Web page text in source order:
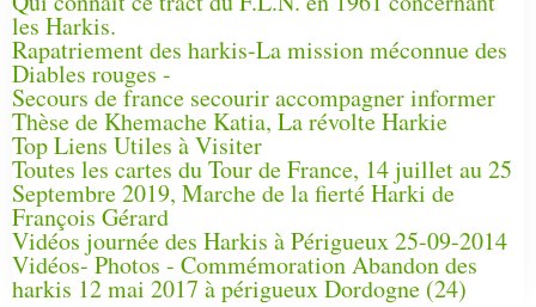
les Harkis.
Rapatriement des harkis-La mission méconnue des
Diables rouges -
Secours de france secourir accompagner informer
Thèse de Khemache Katia, La révolte Harkie
Top Liens Utiles à Visiter
Toutes les cartes du Tour de France, 14 juillet au 25
Septembre 2019, Marche de la fierté Harki de
François Gérard
Vidéos journée des Harkis à Périgueux 25-09-2014
Vidéos- Photos - Commémoration Abandon des
harkis 12 mai 2017 à périgueux Dordogne (24)